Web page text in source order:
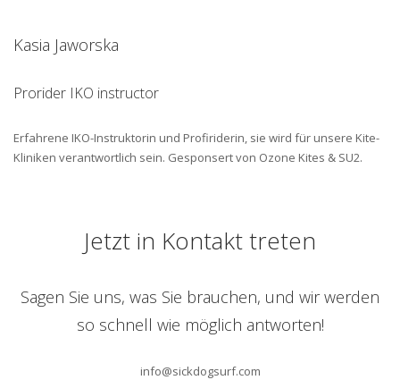
Kasia Jaworska
Prorider IKO instructor
Erfahrene IKO-Instruktorin und Profiriderin, sie wird für unsere Kite-
Kliniken verantwortlich sein. Gesponsert von Ozone Kites & SU2.
Jetzt in Kontakt treten
Sagen Sie uns, was Sie brauchen, und wir werden
so schnell wie möglich antworten!
info@sickdogsurf.com